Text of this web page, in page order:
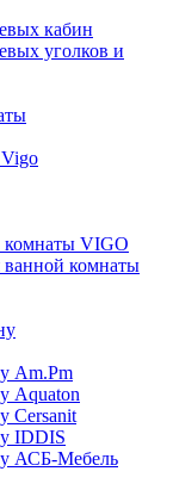
кабин
уголков и
комнаты VIGO
комнаты
Am.Pm
Aquaton
Cersanit
IDDIS
АСБ-Мебель